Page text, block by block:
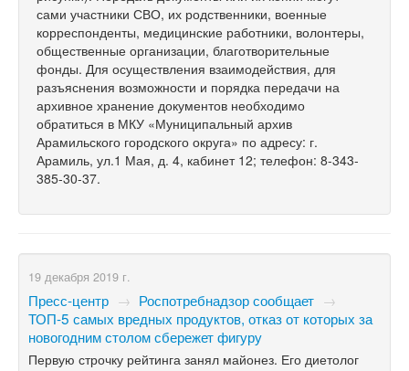
сами участники СВО, их родственники, военные
корреспонденты, медицинские работники, волонтеры,
общественные организации, благотворительные
фонды. Для осуществления взаимодействия, для
разъяснения возможности и порядка передачи на
архивное хранение документов необходимо
обратиться в МКУ «Муниципальный архив
Арамильского городского округа» по адресу: г.
Арамиль, ул.1 Мая, д. 4, кабинет 12; телефон: 8-343-
385-30-37.
19 декабря 2019 г.
Пресс-центр → Роспотребнадзор сообщает →
ТОП-5 самых вредных продуктов, отказ от которых за
новогодним столом сбережет фигуру
Первую строчку рейтинга занял майонез. Его диетолог